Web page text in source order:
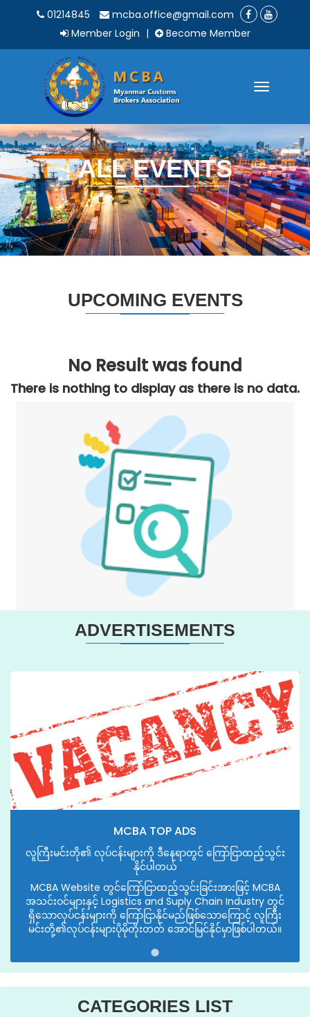
01214845
mcba.office@gmail.com
Member Login | Become Member
Toggle
ALL EVENTS
UPCOMING EVENTS
No Result was found
There is nothing to display as there is no data.
ADVERTISEMENTS
MCBA TOP ADS
လူကြီးမင်းတို၏ လုပ်ငန်းများကို ဒီနေရာတွင် ကြော်ငြာထည့်သွင်း
နိုင်ပါတယ်
MCBA Website တွင်ကြော်ငြာထည့်သွင်းခြင်းအားဖြင့် MCBA
အသင်းဝင်များနှင့် Logistics and Suply Chain Industry တွင်
ရှိသောလုပ်ငန်းများကို ကြော်ငြာနိုင်မည်ဖြစ်သောကြောင့် လူကြီး
မင်းတို့၏လုပ်ငန်းများပိုမိုတိုးတတ် အောင်မြင်နိုင်မှာဖြစ်ပါတယ်။
CATEGORIES LIST